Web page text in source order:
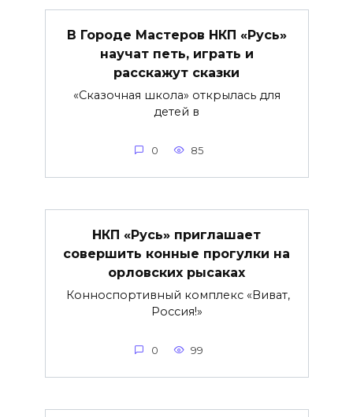
В Городе Мастеров НКП «Русь»
научат петь, играть и
расскажут сказки
«Сказочная школа» открылась для
детей в
0 85
НКП «Русь» приглашает
совершить конные прогулки на
орловских рысаках
Конноспортивный комплекс «Виват,
Россия!»
0 99